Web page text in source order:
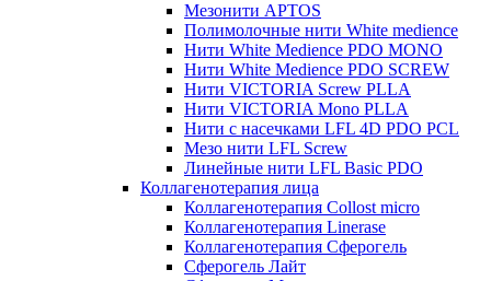
Мезонити APTOS
Полимолочные нити White medience
Нити White Medience PDO MONO
Нити White Medience PDO SCREW
Нити VICTORIA Screw PLLA
Нити VICTORIA Mono PLLA
Нити с насечками LFL 4D PDO PCL
Мезо нити LFL Screw
Линейные нити LFL Basic PDO
Коллагенотерапия лица
Коллагенотерапия Collost micro
Коллагенотерапия Linerase
Коллагенотерапия Сферогель
Сферогель Лайт